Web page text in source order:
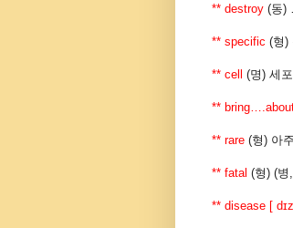
** destroy (동)
** specific (형)
** cell (명) 세포
**
** rare (형) 아주
** fatal (형) (병
** disease [ dɪ